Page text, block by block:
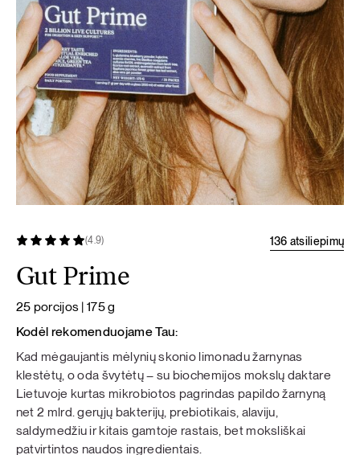
(4.9) 136 atsiliepimų
Gut Prime
25 porcijos | 175 g
Kodėl rekomenduojame Tau:
Kad mėgaujantis mėlynių skonio limonadu žarnynas
klestėtų, o oda švytėtų – su biochemijos mokslų daktare
Lietuvoje kurtas mikrobiotos pagrindas papildo žarnyną
net 2 mlrd. gerųjų bakterijų, prebiotikais, alaviju,
saldymedžiu ir kitais gamtoje rastais, bet moksliškai
patvirtintos naudos ingredientais.